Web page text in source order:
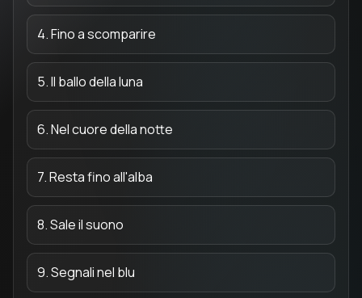
4. Fino a scomparire
5. Il ballo della luna
6. Nel cuore della notte
7. Resta fino all'alba
8. Sale il suono
9. Segnali nel blu